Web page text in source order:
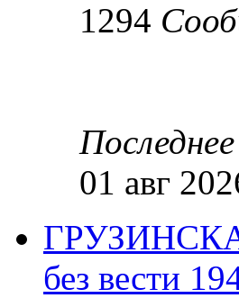
1294
01 авг
без вести